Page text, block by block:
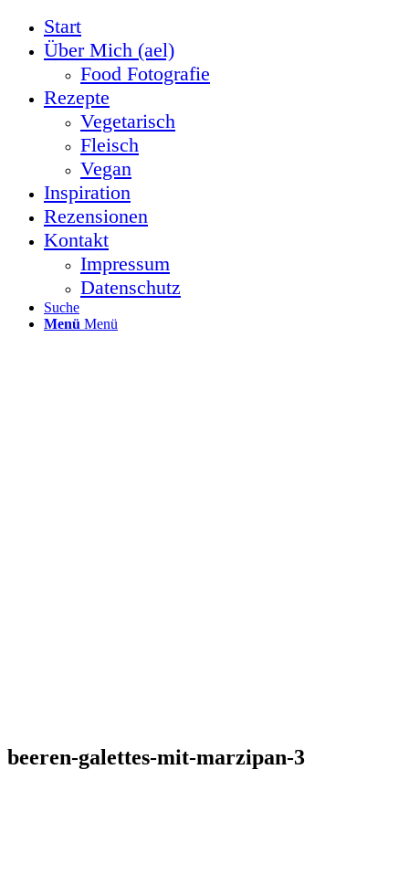
Start
Über Mich (ael)
Food Fotografie
Rezepte
Vegetarisch
Fleisch
Vegan
Inspiration
Rezensionen
Kontakt
Impressum
Datenschutz
Suche
Menü Menü
beeren-galettes-mit-marzipan-3